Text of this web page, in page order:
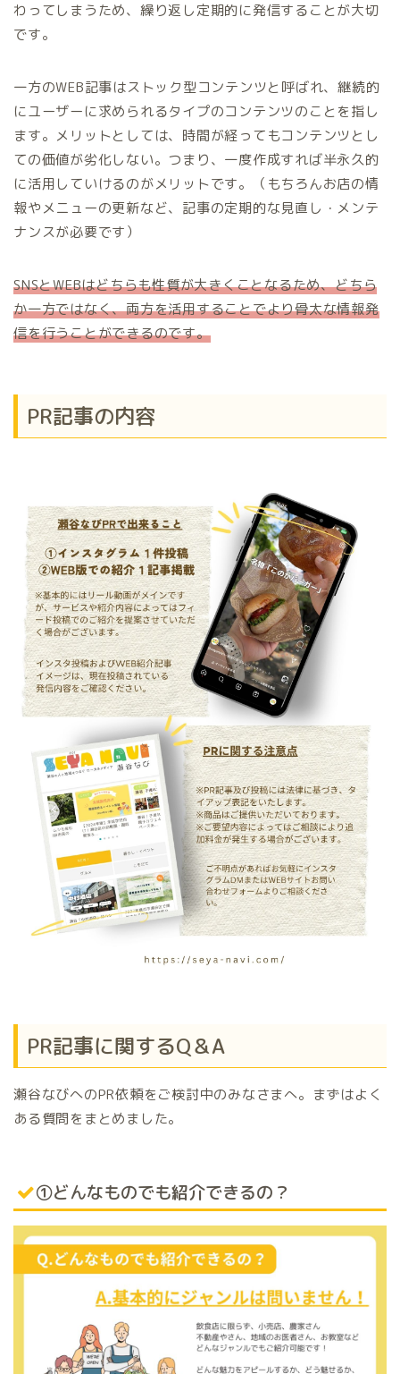
わってしまうため、繰り返し定期的に発信することが大切
です。
一方のWEB記事はストック型コンテンツと呼ばれ、継続的
にユーザーに求められるタイプのコンテンツのことを指し
ます。メリットとしては、時間が経ってもコンテンツとし
ての価値が劣化しない。つまり、一度作成すれば半永久的
に活用していけるのがメリットです。（もちろんお店の情
報やメニューの更新など、記事の定期的な見直し・メンテ
ナンスが必要です）
SNSとWEBはどちらも性質が大きくことなるため、どちら
か一方ではなく、両方を活用することでより骨太な情報発
信を行うことができるのです。
PR記事の内容
PR記事に関するQ＆A
瀬谷なびへのPR依頼をご検討中のみなさまへ。まずはよく
ある質問をまとめました。
①どんなものでも紹介できるの？